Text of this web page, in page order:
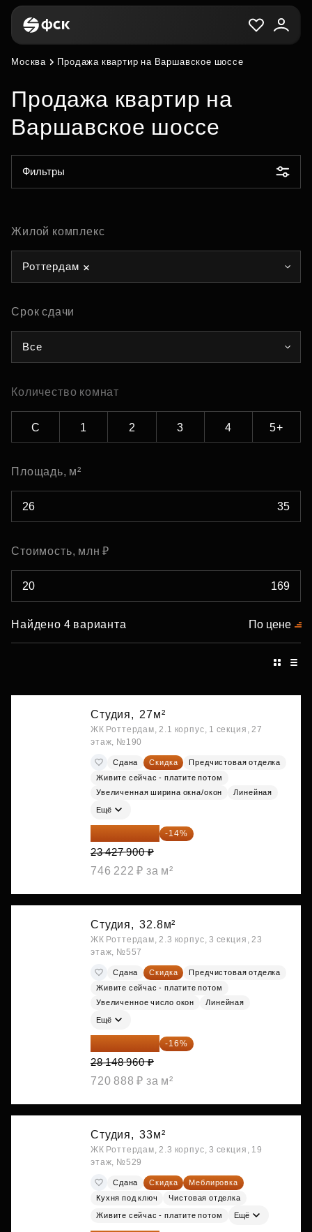
Москва Продажа квартир на Варшавское шоссе
Продажа квартир на
Варшавское шоссе
Фильтры
Жилой комплекс
Роттердам
Срок сдачи
Все
Количество комнат
С 1 2 3 4 5+
Площадь, м²
Стоимость, млн ₽
Найдено 4 варианта По цене
Студия, 27м²
ЖК Роттердам, 2.1 корпус, 1 секция, 27
этаж, №190
Сдана Скидка
Предчистовая отделка
Живите сейчас - платите потом
Увеличенная ширина окна/окон
Линейная
Ещё
20 147 994 ₽ -14%
23 427 900 ₽
746 222 ₽ за м²
Студия, 32.8м²
ЖК Роттердам, 2.3 корпус, 3 секция, 23
этаж, №557
Сдана Скидка
Предчистовая отделка
Живите сейчас - платите потом
Увеличенное число окон
Линейная
Ещё
23 645 126 ₽ -16%
28 148 960 ₽
720 888 ₽ за м²
Студия, 33м²
ЖК Роттердам, 2.3 корпус, 3 секция, 19
этаж, №529
Сдана Скидка
Меблировка
Кухня под ключ
Чистовая отделка
Живите сейчас - платите потом Ещё